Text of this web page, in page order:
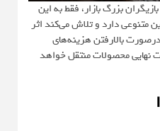
بزرگ بازار، فقط به این
متنوعی دارد و تلاش می‌کند اثر
بالارفتن هزینه‌های
نهایی محصولات منتقل خواهد